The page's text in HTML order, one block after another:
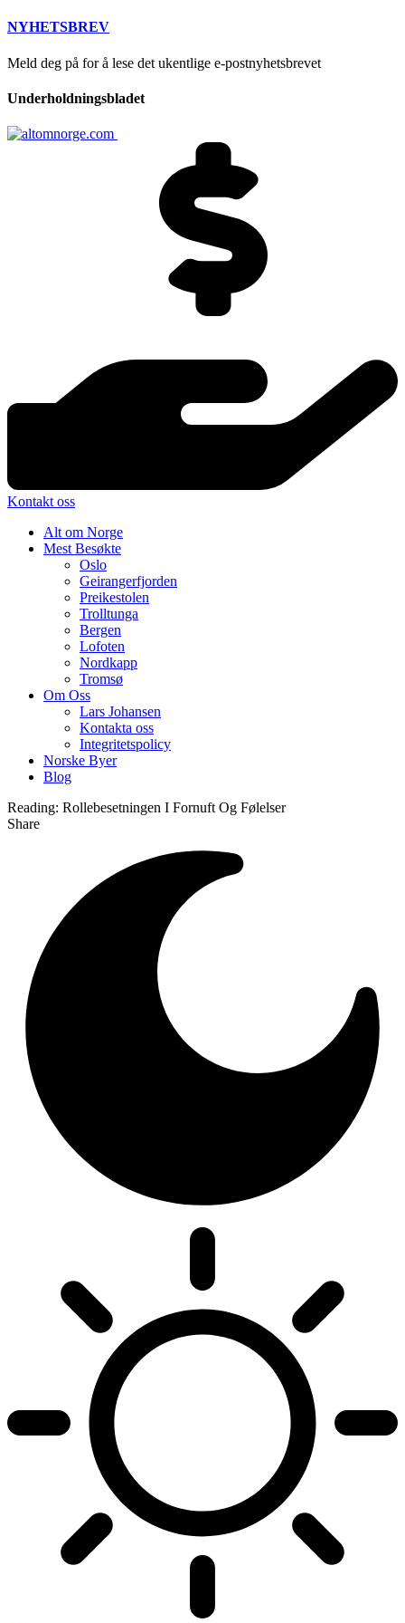
NYHETSBREV
Meld deg på for å lese det ukentlige e-postnyhetsbrevet
Underholdningsbladet
Kontakt oss
Alt om Norge
Mest Besøkte
Oslo
Geirangerfjorden
Preikestolen
Trolltunga
Bergen
Lofoten
Nordkapp
Tromsø
Om Oss
Lars Johansen
Kontakta oss
Integritetspolicy
Norske Byer
Blog
Reading: Rollebesetningen I Fornuft Og Følelser
Share